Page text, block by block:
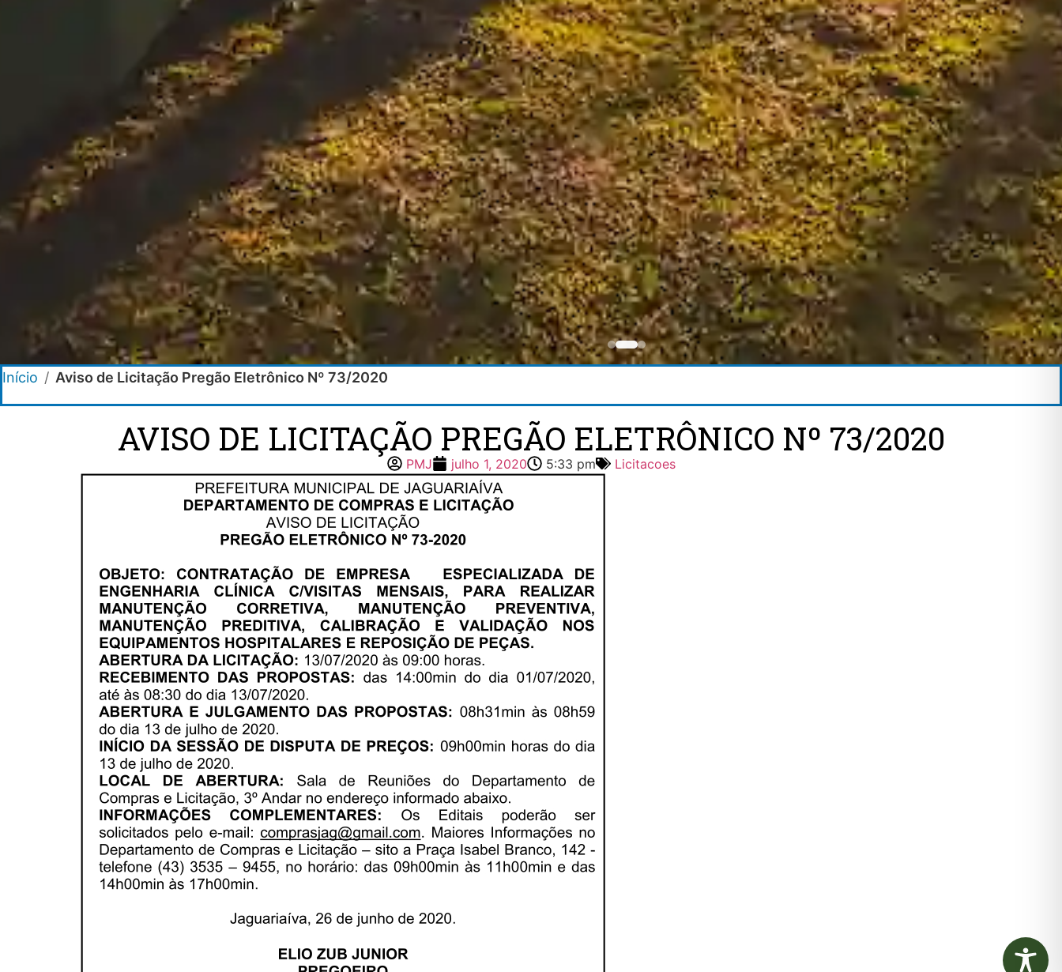
Início / Aviso de Licitação Pregão Eletrônico Nº 73/2020
AVISO DE LICITAÇÃO PREGÃO ELETRÔNICO Nº 73/2020
PMJ julho 1, 2020 5:33 pm Licitacoes